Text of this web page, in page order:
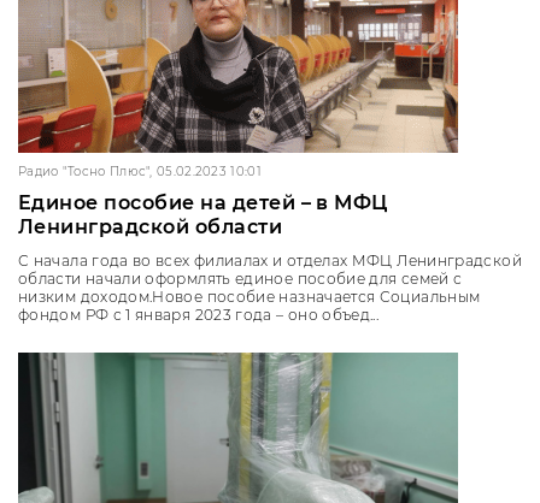
Радио "Тосно Плюс", 05.02.2023 10:01
Единое пособие на детей – в МФЦ
Ленинградской области
С начала года во всех филиалах и отделах МФЦ Ленинградской
области начали оформлять единое пособие для семей с
низким доходом.Новое пособие назначается Социальным
фондом РФ с 1 января 2023 года – оно объед...